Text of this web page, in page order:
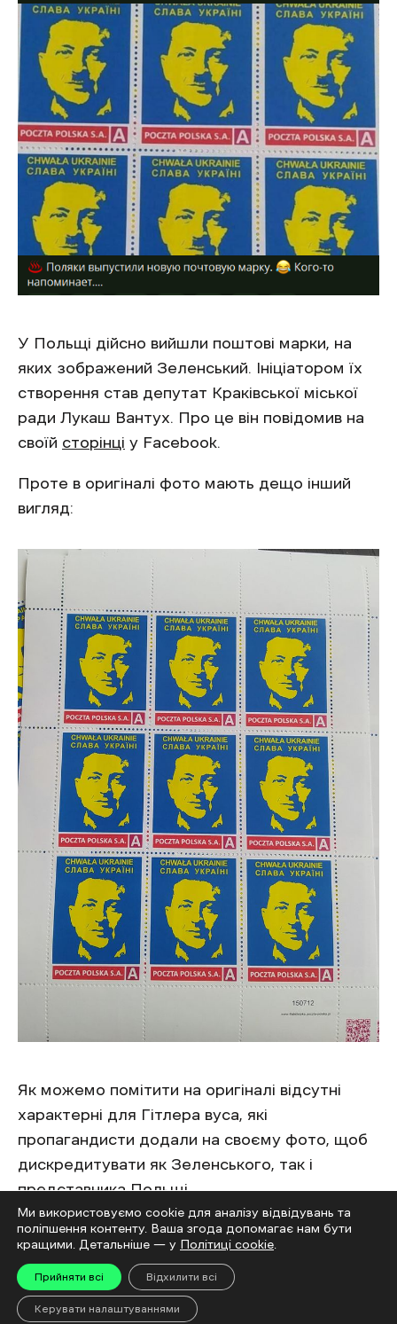
У Польщі дійсно вийшли поштові марки, на
яких зображений Зеленський. Ініціатором їх
створення став депутат Краківської міської
ради Лукаш Вантух. Про це він повідомив на
своїй сторінці у Facebook.
Проте в оригіналі фото мають дещо інший
вигляд:
Як можемо помітити на оригіналі відсутні
характерні для Гітлера вуса, які
пропагандисти додали на своєму фото, щоб
дискредитувати як Зеленського, так і
представника Польщі.
Фейковий чат-бот голови
Полтавської ОВА Дмитра Луніна
Шахрайство.У мережі з’явилася інформація
Ми використовуємо cookie для аналізу відвідувань та
поліпшення контенту. Ваша згода допомагає нам бути
кращими. Детальніше — у Політиці cookie
Прийняти всі Відхилити всі
Керувати налаштуваннями